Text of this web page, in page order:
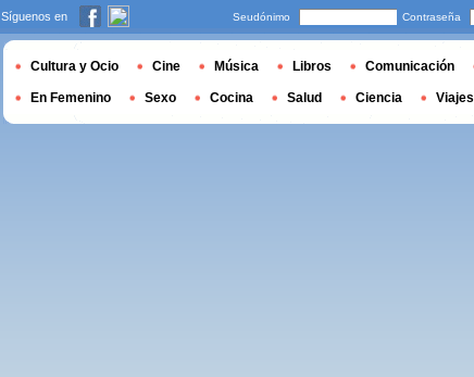
Síguenos en Seudónimo Contraseña
Cultura y Ocio Cine Música Libros Comunicación
En Femenino Sexo Cocina Salud Ciencia Viajes